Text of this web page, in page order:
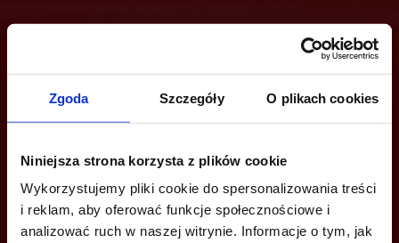
Zgoda Szczegóły O plikach cookies
Niniejsza strona korzysta z plików cookie
Wykorzystujemy pliki cookie do spersonalizowania treści
i reklam, aby oferować funkcje społecznościowe i
analizować ruch w naszej witrynie. Informacje o tym, jak
Jesteś zainteresowany tą ofertą?
+48 22 167 04 00
info@bazabiur.pl